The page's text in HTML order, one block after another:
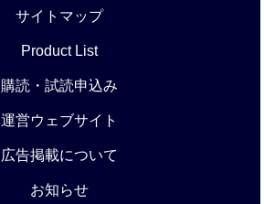
サイトマップ
Product List
購読・試読申込み
運営ウェブサイト
広告掲載について
お知らせ